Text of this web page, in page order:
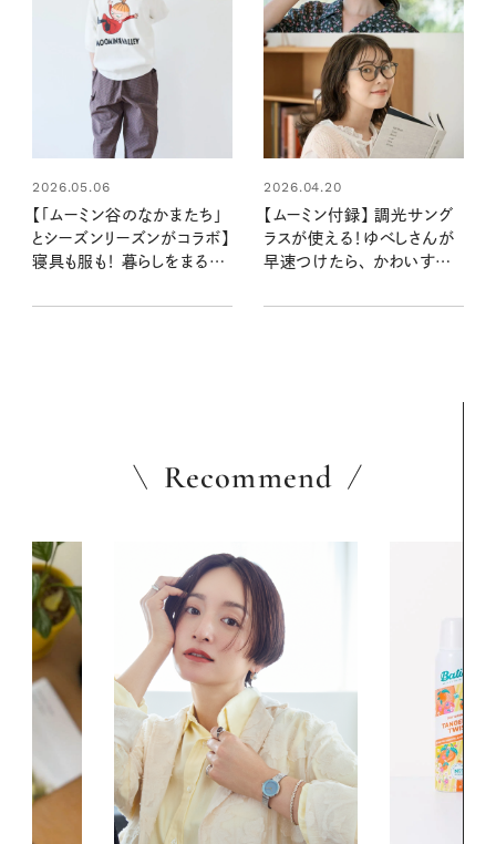
2026.05.06
【「ムーミン谷のなかまたち」
とシーズンリーズンがコラボ】
寝具も服も！ 暮らしをまるご
2026.04.20
【ムーミン付録】 調光サング
ラスが使える！ゆべしさんが
早速つけたら、 かわいすぎる
Recommend